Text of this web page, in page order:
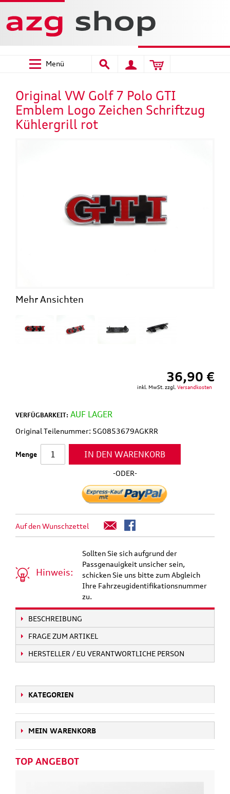
Menü
Original VW Golf 7 Polo GTI
Emblem Logo Zeichen Schriftzug
Kühlergrill rot
Mehr Ansichten
36,90 €
inkl. MwSt. zzgl. Versandkosten
VERFÜGBARKEIT: AUF LAGER
Original Teilenummer: 5G0853679AGKRR
Menge IN DEN WARENKORB
-ODER-
Auf den Wunschzettel
Hinweis:
Sollten Sie sich aufgrund der
Passgenauigkeit unsicher sein,
schicken Sie uns bitte zum Abgleich
Ihre Fahrzeugidentifikationsnummer
zu.
BESCHREIBUNG
FRAGE ZUM ARTIKEL
HERSTELLER / EU VERANTWORTLICHE PERSON
KATEGORIEN
MEIN WARENKORB
TOP ANGEBOT